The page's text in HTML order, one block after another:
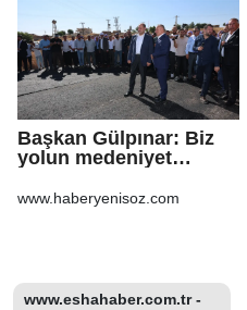
Başkan Gülpınar: Biz
yolun medeniyet
www.haberyenisoz.com
www.eshahaber.com.tr -